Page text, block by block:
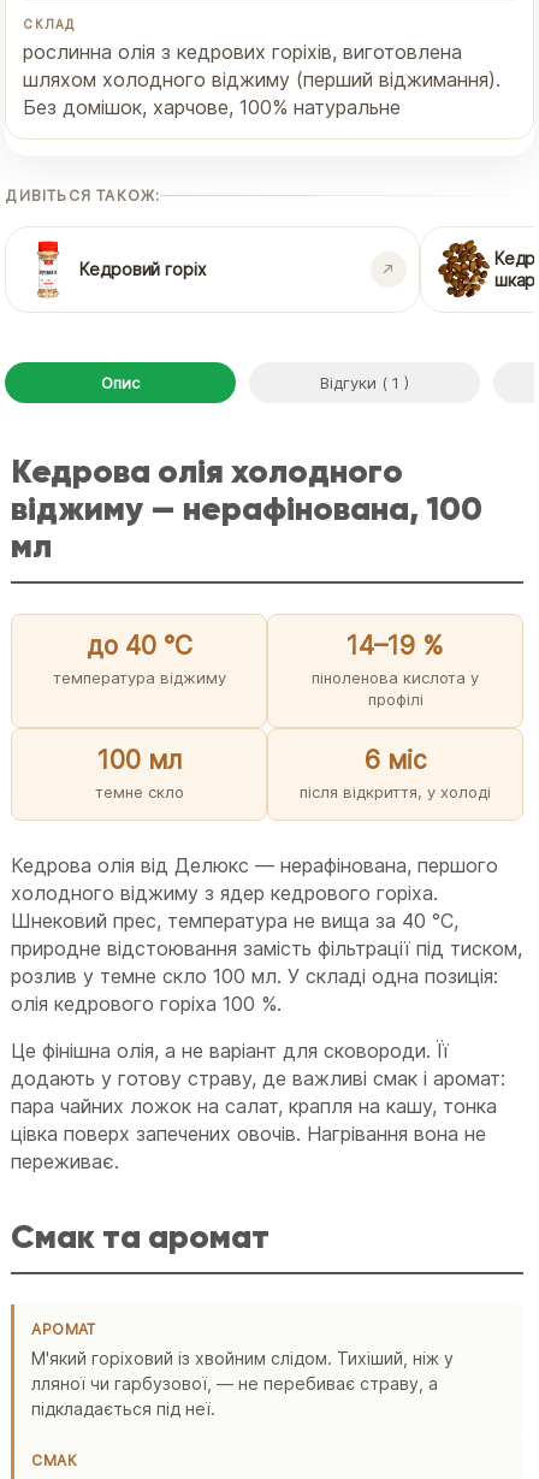
СКЛАД
рослинна олія з кедрових горіхів, виготовлена
шляхом холодного віджиму (перший віджимання).
Без домішок, харчове, 100% натуральне
ДИВІТЬСЯ ТАКОЖ:
Кедровий горіх
Опис Відгуки ( 1 )
Кедрова олія холодного
віджиму — нерафінована, 100
мл
до 40 °C
температура віджиму
14–19 %
піноленова кислота у
профілі
100 мл
темне скло
6 міс
після відкриття, у холоді
Кедрова олія від Делюкс — нерафінована, першого
холодного віджиму з ядер кедрового горіха.
Шнековий прес, температура не вища за 40 °C,
природне відстоювання замість фільтрації під тиском,
розлив у темне скло 100 мл. У складі одна позиція:
олія кедрового горіха 100 %.
Це фінішна олія, а не варіант для сковороди. Її
додають у готову страву, де важливі смак і аромат:
пара чайних ложок на салат, крапля на кашу, тонка
цівка поверх запечених овочів. Нагрівання вона не
переживає.
Смак та аромат
АРОМАТ
М'який горіховий із хвойним слідом. Тихіший, ніж у
лляної чи гарбузової, — не перебиває страву, а
підкладається під неї.
СМАК